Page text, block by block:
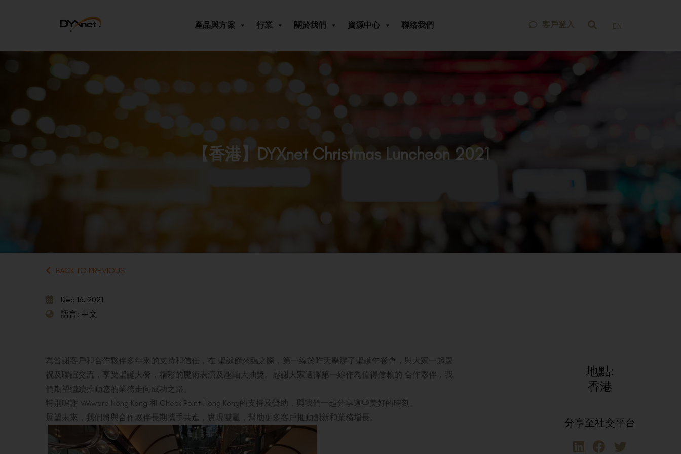
產品與方案 行業 關於我們 資源中心 聯絡我們 客戶登入 EN
【香港】DYXnet Christmas Luncheon 2021
BACK TO PREVIOUS
Dec 16, 2021
語言: 中文
為答謝客戶和合作夥伴多年來的支持和信任，在 聖誕節來臨之際，第一線於昨天舉辦了聖誕午餐會，與大家一起慶
祝及聯誼交流，享受聖誕大餐，精彩的魔術表演及壓軸大抽獎。感謝大家選擇第一線作為值得信賴的 合作夥伴，我
們期望繼續推動您的業務走向成功之路。
特別鳴謝 VMware Hong Kong 和 Check Point Hong Kong的支持及贊助，與我們一起分享這些美好的時刻。
展望未來，我們將與合作夥伴長期攜手共進，實現雙贏，幫助更多客戶推動創新和業務增長。
地點:
香港
分享至社交平台